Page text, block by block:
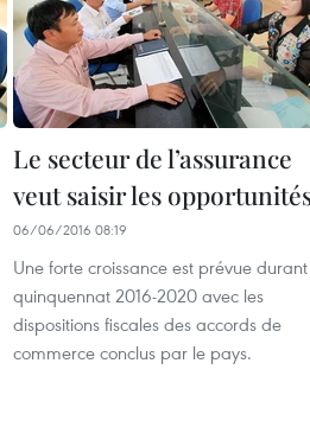
Le secteur de l’assurance
veut saisir les
06/06/2016 08:19
Une forte croissance est prévue
quinquennat 2016-2020 avec les
dispositions fiscales des accords de
commerce conclus par le pays.